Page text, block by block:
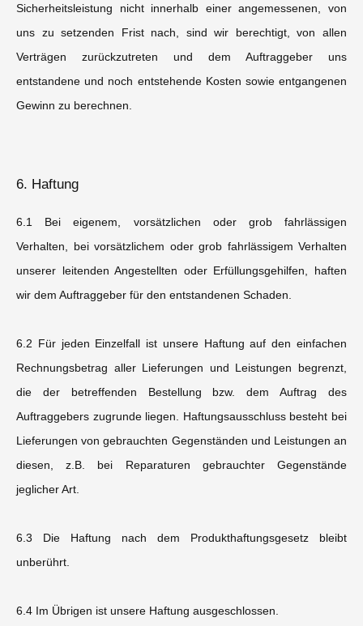
Sicherheitsleistung nicht innerhalb einer angemessenen, von
uns zu setzenden Frist nach, sind wir berechtigt, von allen
Verträgen zurückzutreten und dem Auftraggeber uns
entstandene und noch entstehende Kosten sowie entgangenen
Gewinn zu berechnen.
6. Haftung
6.1 Bei eigenem, vorsätzlichen oder grob fahrlässigen
Verhalten, bei vorsätzlichem oder grob fahrlässigem Verhalten
unserer leitenden Angestellten oder Erfüllungsgehilfen, haften
wir dem Auftraggeber für den entstandenen Schaden.
6.2 Für jeden Einzelfall ist unsere Haftung auf den einfachen
Rechnungsbetrag aller Lieferungen und Leistungen begrenzt,
die der betreffenden Bestellung bzw. dem Auftrag des
Auftraggebers zugrunde liegen. Haftungsausschluss besteht bei
Lieferungen von gebrauchten Gegenständen und Leistungen an
diesen, z.B. bei Reparaturen gebrauchter Gegenstände
jeglicher Art.
6.3 Die Haftung nach dem Produkthaftungsgesetz bleibt
unberührt.
6.4 Im Übrigen ist unsere Haftung ausgeschlossen.